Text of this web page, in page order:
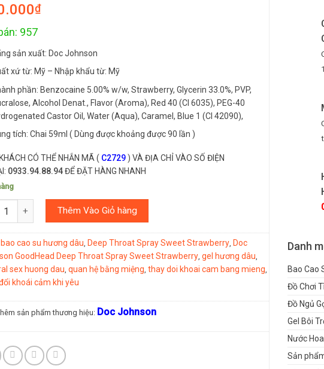
Danh
Bao Cao
Đồ Chơi
Đồ Ngủ
Gel Bôi
Nước
Sản
₫
957
sản xuất: Doc Johnson
xứ từ: Mỹ – Nhập khẩu từ: Mỹ
phần: Benzocaine 5.00% w/w, Strawberry, Glycerin 33.0%, PVP,
Alcohol Denat., Flavor (Aroma), Red 40 (CI 6035), PEG-40
Castor Oil, Water (Aqua), Caramel, Blue 1 (CI 42090),
tích: Chai 59ml ( Dùng được khoảng được 90 lần )
CÓ THỂ NHẮN MÃ ( C2729 ) VÀ ĐỊA CHỈ VÀO SỐ ĐIỆN
0933.94.88.94ĐỂ ĐẶT HÀNG NHANH
Thêm Vào Giỏ hàng
bao cao su hương dâu, Deep Throat Spray Sweet Strawberry, Doc
GoodHead Deep Throat Spray Sweet Strawberry,gel hương dâu,
sex huong dau,quan hệ bằng miệng,thay doi khoai cam bang mieng,
khoái cảm khi yêu
sản phẩm thương hiệu: Doc Johnson